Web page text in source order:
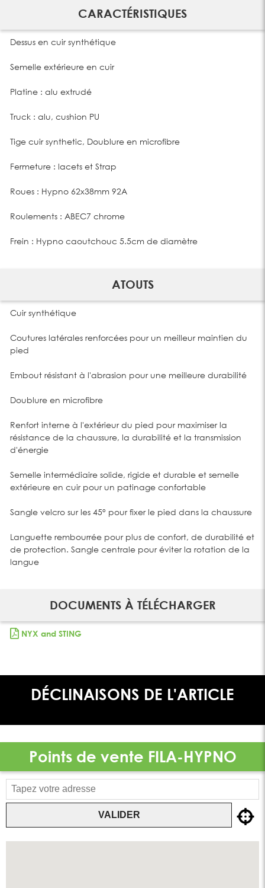
CARACTÉRISTIQUES
Dessus en cuir synthétique
Semelle extérieure en cuir
Platine : alu extrudé
Truck : alu, cushion PU
Tige cuir synthetic, Doublure en microfibre
Fermeture : lacets et Strap
Roues : Hypno 62x38mm 92A
Roulements : ABEC7 chrome
Frein : Hypno caoutchouc 5.5cm de diamètre
ATOUTS
Cuir synthétique
Coutures latérales renforcées pour un meilleur maintien du
pied
Embout résistant à l'abrasion pour une meilleure durabilité
Doublure en microfibre
Renfort interne à l'extérieur du pied pour maximiser la
résistance de la chaussure, la durabilité et la transmission
d'énergie
Semelle intermédiaire solide, rigide et durable et semelle
extérieure en cuir pour un patinage confortable
Sangle velcro sur les 45° pour fixer le pied dans la chaussure
Languette rembourrée pour plus de confort, de durabilité et
de protection. Sangle centrale pour éviter la rotation de la
langue
DOCUMENTS À TÉLÉCHARGER
NYX and STING
DÉCLINAISONS DE L'ARTICLE
Points de vente FILA-HYPNO
VALIDER